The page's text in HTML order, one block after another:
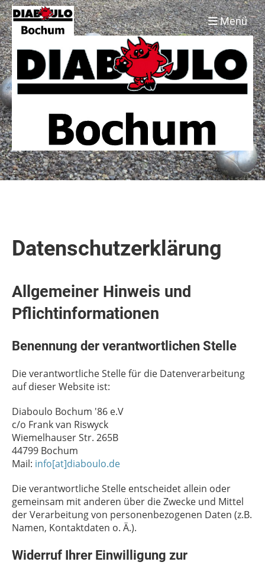
Menü
Datenschutzerklärung
Allgemeiner Hinweis und
Pflichtinformationen
Benennung der verantwortlichen Stelle
Die verantwortliche Stelle für die Datenverarbeitung
auf dieser Website ist:
Diaboulo Bochum '86 e.V
c/o Frank van Riswyck
Wiemelhauser Str. 265B
44799 Bochum
Mail: info[at]diaboulo.de
Die verantwortliche Stelle entscheidet allein oder
gemeinsam mit anderen über die Zwecke und Mittel
der Verarbeitung von personenbezogenen Daten (z.B.
Namen, Kontaktdaten o. Ä.).
Widerruf Ihrer Einwilligung zur